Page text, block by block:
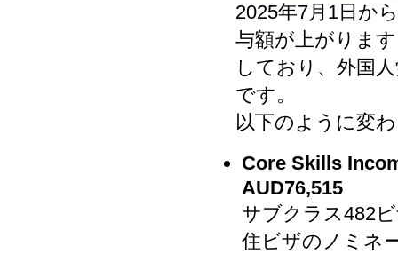
2025年7月1日か
与額が上がりま
しており、外国
です。
以下のように変
Core Skills
AUD76,515
サブクラス482
住ビザのノミネ